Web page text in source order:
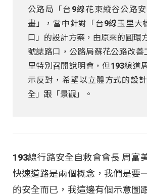
公路局「台9線花東縱谷公路
畫」，當中針對「台9線玉里大
口」的設計方案，由原來的圓環
號誌路口，公路局蘇花公路改善
里特別召開說明會，但193線道
示反對，希望以立體方式的設
全」跟「景觀」。
193線行路安全自救會會長 周富
快速道路是兩個概念，我們是要
的安全而已，我這邊有個示意圖